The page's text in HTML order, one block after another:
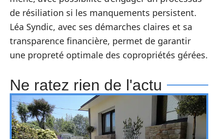
de résiliation si les manquements persistent.
Léa Syndic, avec ses démarches claires et sa
transparence financière, permet de garantir
une propreté optimale des copropriétés gérées.
Ne ratez rien de l'actu